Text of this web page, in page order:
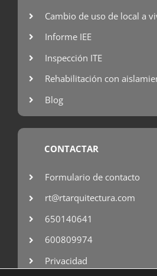
Cambio de uso de local a
Informe IEE
Inspección ITE
Rehabilitación con
Blog
CONTACTAR
Formulario de contacto
rt@rtarquitectura.com
650140641
600809974
Privacidad